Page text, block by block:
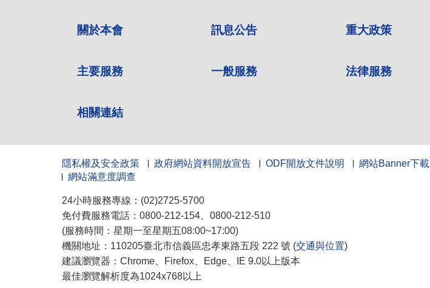
關於本會 訊息公告 重大政策
主要服務 一般服務 法律服務
相關連結
隱私權及安全政策 政府網站資料開放宣告 ODF開放文件說明
網站Banner下載
網站滿意度調查
24小時服務專線：(02)2725-5700
免付費服務電話：0800-212-154、0800-212-510
(服務時間：星期一至星期五08:00~17:00)
機關地址：110205臺北市信義區忠孝東路五段 222 號 (交通與位置)
建議瀏覽器：Chrome、Firefox、Edge、IE 9.0以上版本
最佳瀏覽解析度為1024x768以上